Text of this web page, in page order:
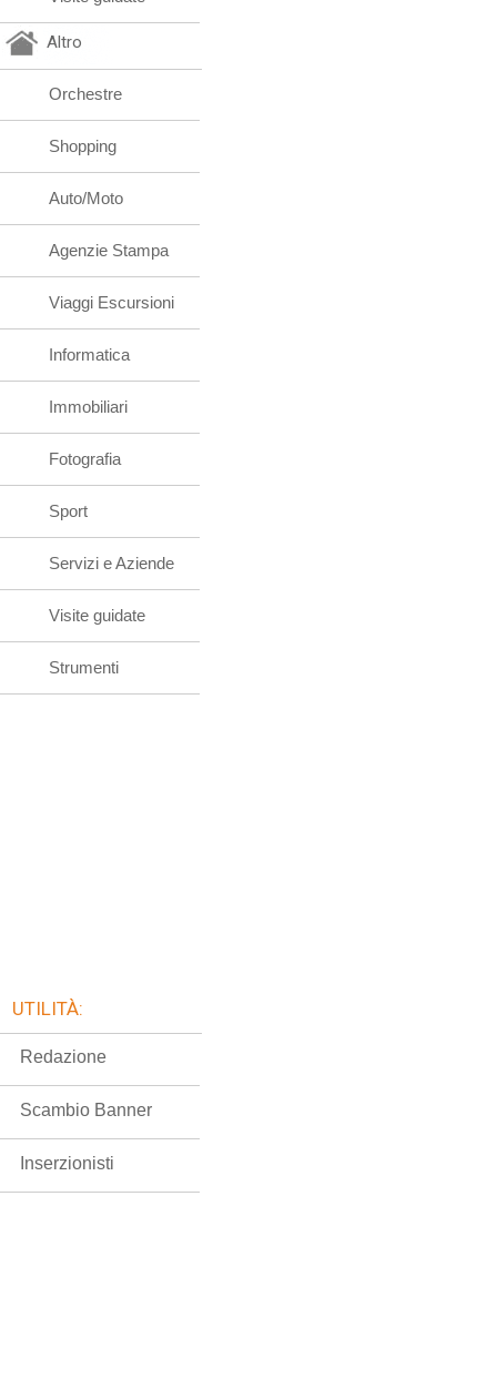
Altro
Orchestre
Shopping
Auto/Moto
Agenzie Stampa
Viaggi Escursioni
Informatica
Immobiliari
Fotografia
Sport
Servizi e Aziende
Visite guidate
Strumenti
UTILITÀ:
Redazione
Scambio Banner
Inserzionisti